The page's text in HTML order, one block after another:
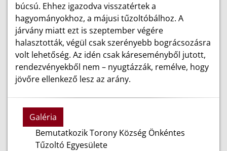
búcsú. Ehhez igazodva visszatértek a
hagyományokhoz, a májusi tűzoltóbálhoz. A
járvány miatt ezt is szeptember végére
halasztották, végül csak szerényebb bográcsozásra
volt lehetőség. Az idén csak káreseményből jutott,
rendezvényekből nem – nyugtázzák, remélve, hogy
jövőre ellenkező lesz az arány.
Galéria
Bemutatkozik Torony Község Önkéntes
Tűzoltó Egyesülete